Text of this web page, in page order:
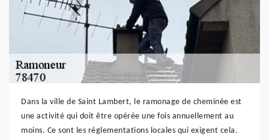
Dans la ville de Saint Lambert, le ramonage de cheminée est
une activité qui doit être opérée une fois annuellement au
moins. Ce sont les réglementations locales qui exigent cela.